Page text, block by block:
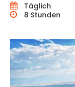
Täglich
8 Stunden